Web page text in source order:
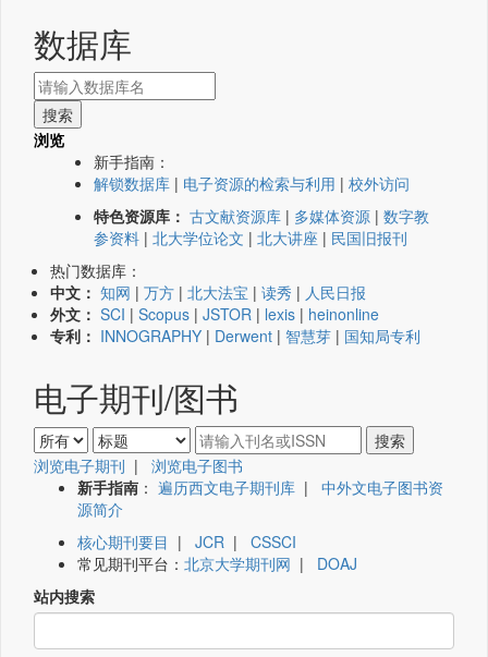
数据库
浏览
新手指南：
解锁数据库 | 电子资源的检索与利用 | 校外访问
特色资源库： 古文献资源库 | 多媒体资源 | 数字教
参资料 | 北大学位论文 | 北大讲座 | 民国旧报刊
热门数据库：
中文： 知网 | 万方 | 北大法宝 | 读秀 | 人民日报
外文： SCI | Scopus | JSTOR | lexis | heinonline
专利： INNOGRAPHY | Derwent | 智慧芽 | 国知局专利
电子期刊/图书
浏览电子期刊 | 浏览电子图书
新手指南 ： 遍历西文电子期刊库 | 中外文电子图书资
源简介
核心期刊要目 | JCR | CSSCI
常见期刊平台： 北京大学期刊网 | DOAJ
站内搜索